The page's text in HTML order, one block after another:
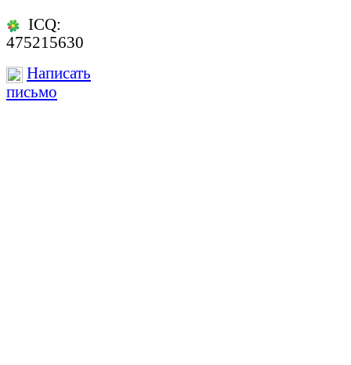
ICQ:
475215630
Написать
письмо